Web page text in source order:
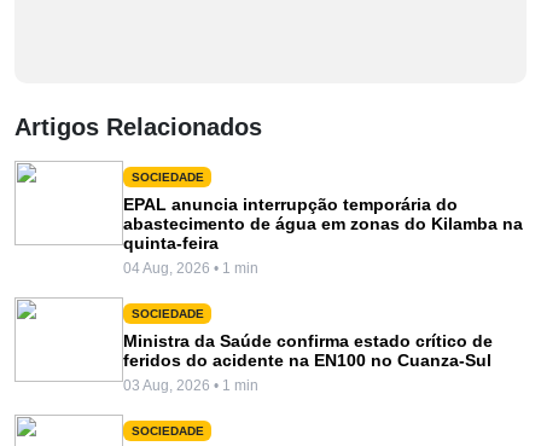
Artigos Relacionados
SOCIEDADE
EPAL anuncia interrupção temporária do
abastecimento de água em zonas do Kilamba na
quinta-feira
04 Aug, 2026 • 1 min
SOCIEDADE
Ministra da Saúde confirma estado crítico de
feridos do acidente na EN100 no Cuanza-Sul
03 Aug, 2026 • 1 min
SOCIEDADE